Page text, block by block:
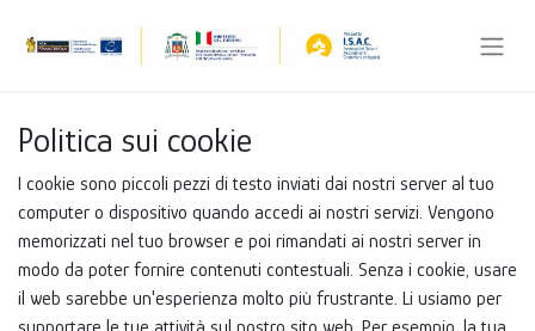
Politica sui cookie
I cookie sono piccoli pezzi di testo inviati dai nostri server al tuo
computer o dispositivo quando accedi ai nostri servizi. Vengono
memorizzati nel tuo browser e poi rimandati ai nostri server in
modo da poter fornire contenuti contestuali. Senza i cookie, usare
il web sarebbe un'esperienza molto più frustrante. Li usiamo per